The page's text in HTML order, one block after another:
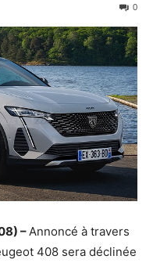
0
– Annoncé à travers
408 sera déclinée